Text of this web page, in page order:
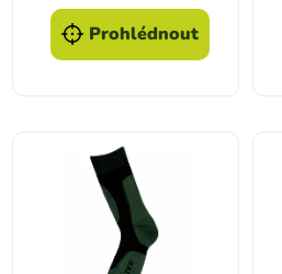
Prohlédnout